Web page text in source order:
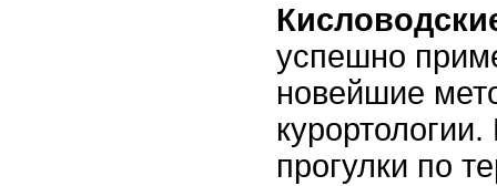
успешно
новейшие
прогулки по